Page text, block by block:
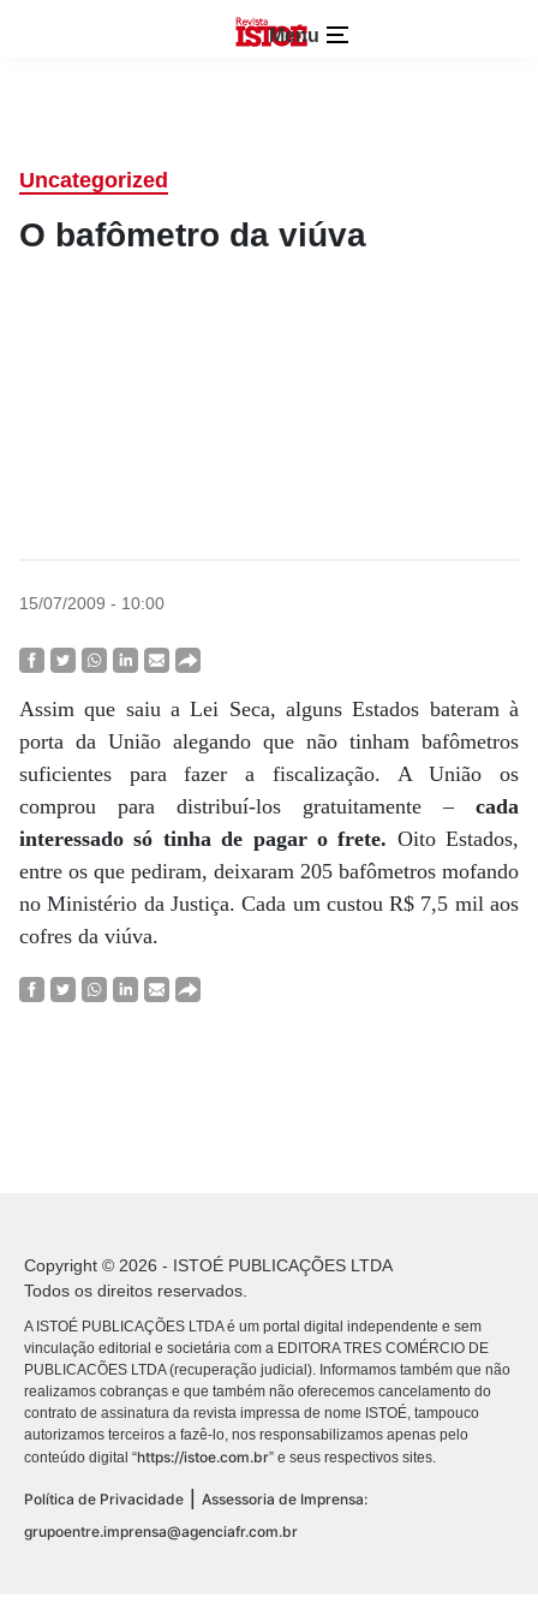
Menu
Uncategorized
O bafômetro da viúva
15/07/2009 - 10:00
Assim que saiu a Lei Seca, alguns Estados bateram à
porta da União alegando que não tinham bafômetros
suficientes para fazer a fiscalização. A União os
comprou para distribuí-los gratuitamente – cada
interessado só tinha de pagar o frete. Oito Estados,
entre os que pediram, deixaram 205 bafômetros mofando
no Ministério da Justiça. Cada um custou R$ 7,5 mil aos
cofres da viúva.
Copyright © 2026 - ISTOÉ PUBLICAÇÕES LTDA
Todos os direitos reservados.
A ISTOÉ PUBLICAÇÕES LTDA é um portal digital independente e sem
vinculação editorial e societária com a EDITORA TRES COMÉRCIO DE
PUBLICACÕES LTDA (recuperação judicial). Informamos também que não
realizamos cobranças e que também não oferecemos cancelamento do
contrato de assinatura da revista impressa de nome ISTOÉ, tampouco
autorizamos terceiros a fazê-lo, nos responsabilizamos apenas pelo
conteúdo digital “https://istoe.com.br” e seus respectivos sites.
Política de Privacidade
Assessoria de Imprensa:
grupoentre.imprensa@agenciafr.com.br